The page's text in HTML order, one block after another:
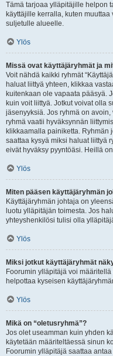
Tämä tarjoaa ylläpitäjille helpon
käyttäjille kerralla, kuten
suljetulle alueelle.
Ylös
Missä ovat käyttäjäryhmät ja
Voit nähdä kaikki ryhmät
haluat liittyä yhteen, klikkaa
kuitenkaan ole vapaata pääsyä.
kuin voit liittyä. Jotkut voivat olla
jäsenyyksiä. Jos ryhmä on
ryhmä vaatii hyväksynnän
klikkaamalla painiketta. Ryhmän
saattaa kysyä miksi haluat liittyä
eivät hyväksy pyyntöäsi. Heillä
Ylös
Miten pääsen käyttäjäryhmän
Käyttäjäryhmän johtaja on
luotu ylläpitäjän toimesta. Jos
yhteyshenkilösi tulisi olla
Ylös
Miksi jotkut käyttäjäryhmät
Foorumin ylläpitäjä voi
helpottaa kyseisen
Ylös
Mikä on “oletusryhmä”?
Jos olet useamman kuin yhden
käytetään määriteltäessä sinun
Foorumin ylläpitäjä saattaa